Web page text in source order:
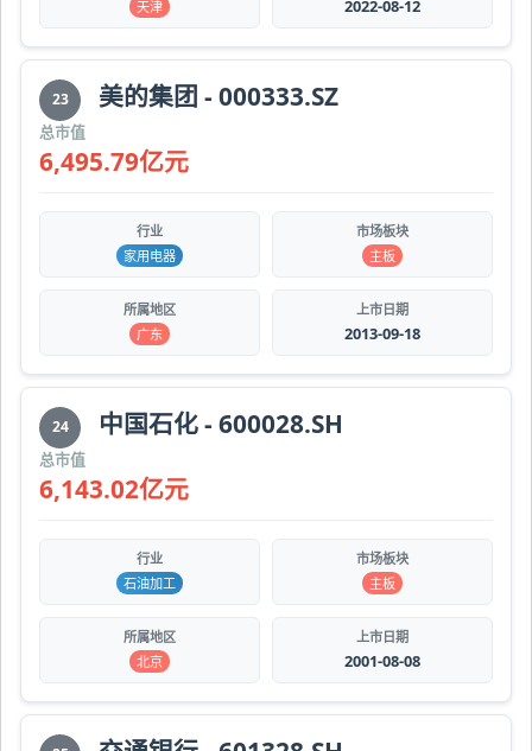
天津
2022-08-12
23 美的集团 - 000333.SZ
总市值
6,495.79亿元
行业
家用电器
市场板块
主板
所属地区
广东
上市日期
2013-09-18
24 中国石化 - 600028.SH
总市值
6,143.02亿元
行业
石油加工
市场板块
主板
所属地区
北京
上市日期
2001-08-08